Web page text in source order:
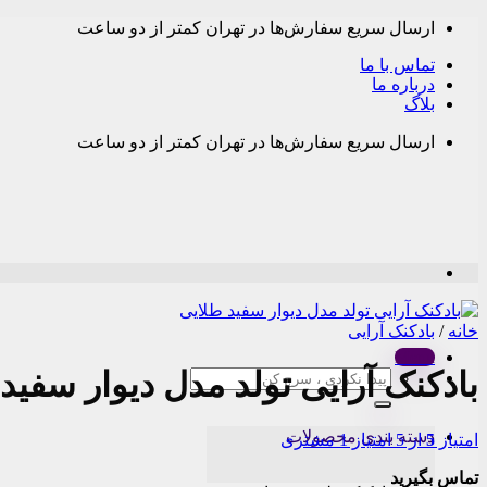
Skip
content
ارسال سریع سفارش‌ها در تهران کمتر از دو ساعت
تماس با ما
درباره ما
بلاگ
ارسال سریع سفارش‌ها در تهران کمتر از دو ساعت
Menu
جستجو
برای:
دسته بندی محصولات
خانه / بادکنک آرایی
بادکنک آرایی تولد مدل دیوار
امتیاز 5از 5 امتیاز 1مشتری
تماس بگیرید